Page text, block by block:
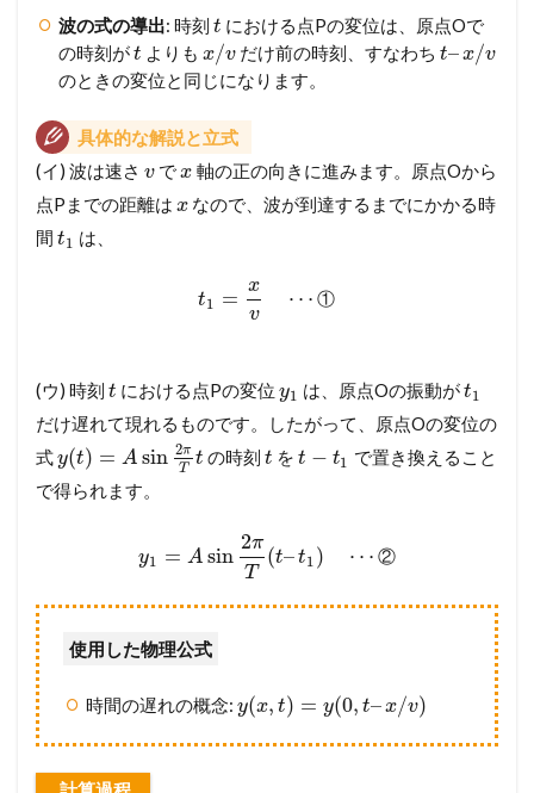
波の式の導出: 時刻 t における点Pの変位は、原点Oで
の時刻がt よりも x/vだけ前の時刻、すなわち t–x/v
のときの変位と同じになります。
具体的な解説と立式
(イ) 波は速さ v でx 軸の正の向きに進みます。原点Oから
点Pまでの距離は x なので、波が到達するまでにかかる時
間 t1 は、
t1 =
x
v
⋯ ①
(ウ) 時刻 t における点Pの変位 y1 は、原点Oの振動がt1
だけ遅れて現れるものです。したがって、原点Oの変位の
式y(t) = A sin 2π
T
t の時刻t を t − t1
で置き換えること
で得られます。
y1 = A sin
2π
T
(t–t1 ) ⋯ ②
使用した物理公式
時間の遅れの概念: y(x, t) = y(0, t–x/v)